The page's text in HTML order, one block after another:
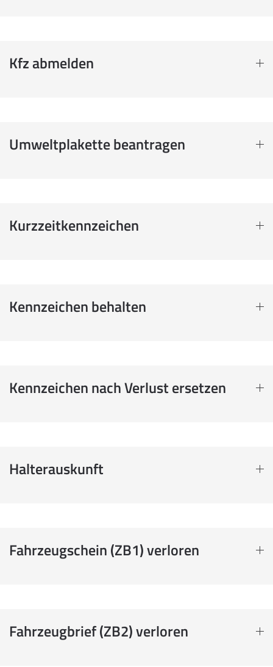
Kfz abmelden
Umweltplakette beantragen
Kurzzeitkennzeichen
Kennzeichen behalten
Kennzeichen nach Verlust ersetzen
Halterauskunft
Fahrzeugschein (ZB1) verloren
Fahrzeugbrief (ZB2) verloren